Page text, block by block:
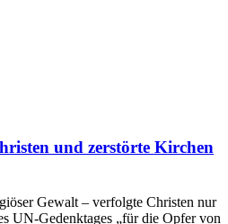
und zerstörte Kirchen
Gewalt – verfolgte Christen nur
UN-Gedenktages „für die Opfer von